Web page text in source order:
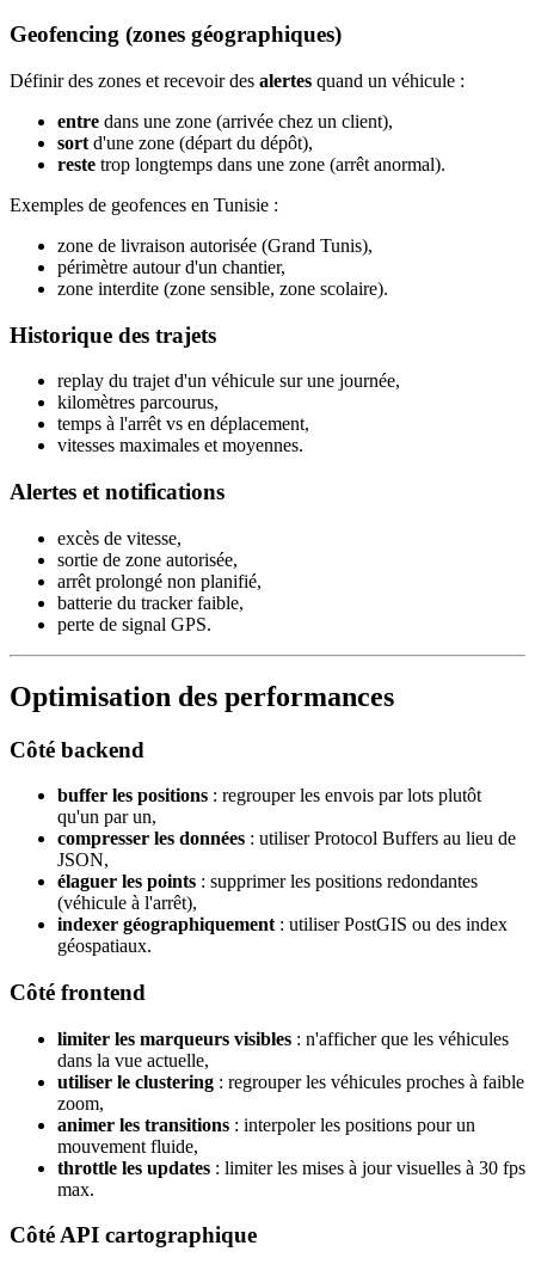
Geofencing (zones géographiques)
Définir des zones et recevoir des alertes quand un véhicule :
entre dans une zone (arrivée chez un client),
sort d'une zone (départ du dépôt),
reste trop longtemps dans une zone (arrêt anormal).
Exemples de geofences en Tunisie :
zone de livraison autorisée (Grand Tunis),
périmètre autour d'un chantier,
zone interdite (zone sensible, zone scolaire).
Historique des trajets
replay du trajet d'un véhicule sur une journée,
kilomètres parcourus,
temps à l'arrêt vs en déplacement,
vitesses maximales et moyennes.
Alertes et notifications
excès de vitesse,
sortie de zone autorisée,
arrêt prolongé non planifié,
batterie du tracker faible,
perte de signal GPS.
Optimisation des performances
Côté backend
buffer les positions : regrouper les envois par lots plutôt
qu'un par un,
compresser les données : utiliser Protocol Buffers au lieu de
JSON,
élaguer les points : supprimer les positions redondantes
(véhicule à l'arrêt),
indexer géographiquement : utiliser PostGIS ou des index
géospatiaux.
Côté frontend
limiter les marqueurs visibles : n'afficher que les véhicules
dans la vue actuelle,
utiliser le clustering : regrouper les véhicules proches à faible
zoom,
animer les transitions : interpoler les positions pour un
mouvement fluide,
throttle les updates : limiter les mises à jour visuelles à 30 fps
max.
Côté API cartographique